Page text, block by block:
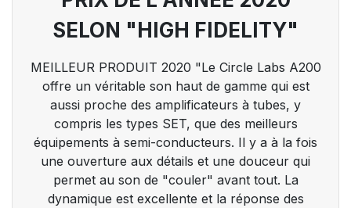
SELON "HIGH FIDELITY"
MEILLEUR PRODUIT 2020 "Le Circle Labs A200
offre un véritable son haut de gamme qui est
aussi proche des amplificateurs à tubes, y
compris les types SET, que des meilleurs
équipements à semi-conducteurs. Il y a à la fois
une ouverture aux détails et une douceur qui
permet au son de "couler" avant tout. La
dynamique est excellente et la réponse des